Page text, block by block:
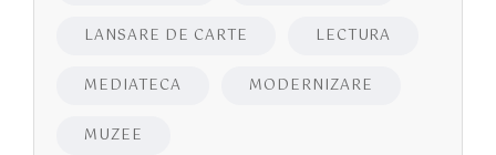
LANSARE DE CARTE LECTURA
MEDIATECA MODERNIZARE
MUZEE